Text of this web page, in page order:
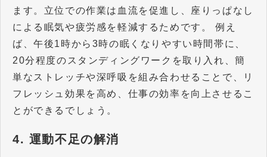
ます。立位での作業は血流を促進し、座りっぱなし
による眠気や疲労感を軽減するためです。 例え
ば、午後1時から3時の眠くなりやすい時間帯に、
20分程度のスタンディングワークを取り入れ、簡
単なストレッチや深呼吸を組み合わせることで、リ
フレッシュ効果を高め、仕事の効率を向上させるこ
とができるでしょう。
4. 運動不足の解消